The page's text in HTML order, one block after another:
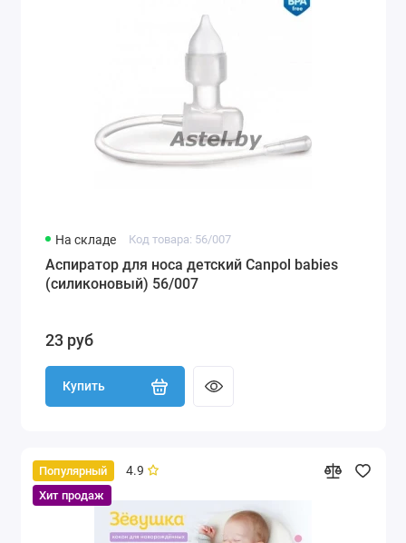
На складе Код товара: 56/007
Аспиратор для носа детский Canpol babies
(силиконовый) 56/007
23 руб
Купить
Популярный
Хит продаж
4.9